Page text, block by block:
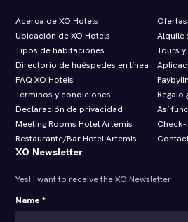
Acerca de XO Hotels
Ubicación de XO Hotels
Tipos de habitaciones
Directorio de huéspedes en línea
FAQ XO Hotels
Términos y condiciones
Declaración de privacidad
Meeting Rooms Hotel Artemis
Restaurante/Bar Hotel Artemis
Alquile
Tours
Regalo
Así
XO Newsletter
Yes! I want to receive the XO Newsletter
Name *